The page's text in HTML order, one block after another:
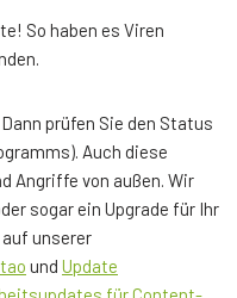
So haben es Viren
prüfen Sie den Status
Auch diese
Angriffe von außen. Wir
sogar ein Upgrade für Ihr
auf unserer
und Update